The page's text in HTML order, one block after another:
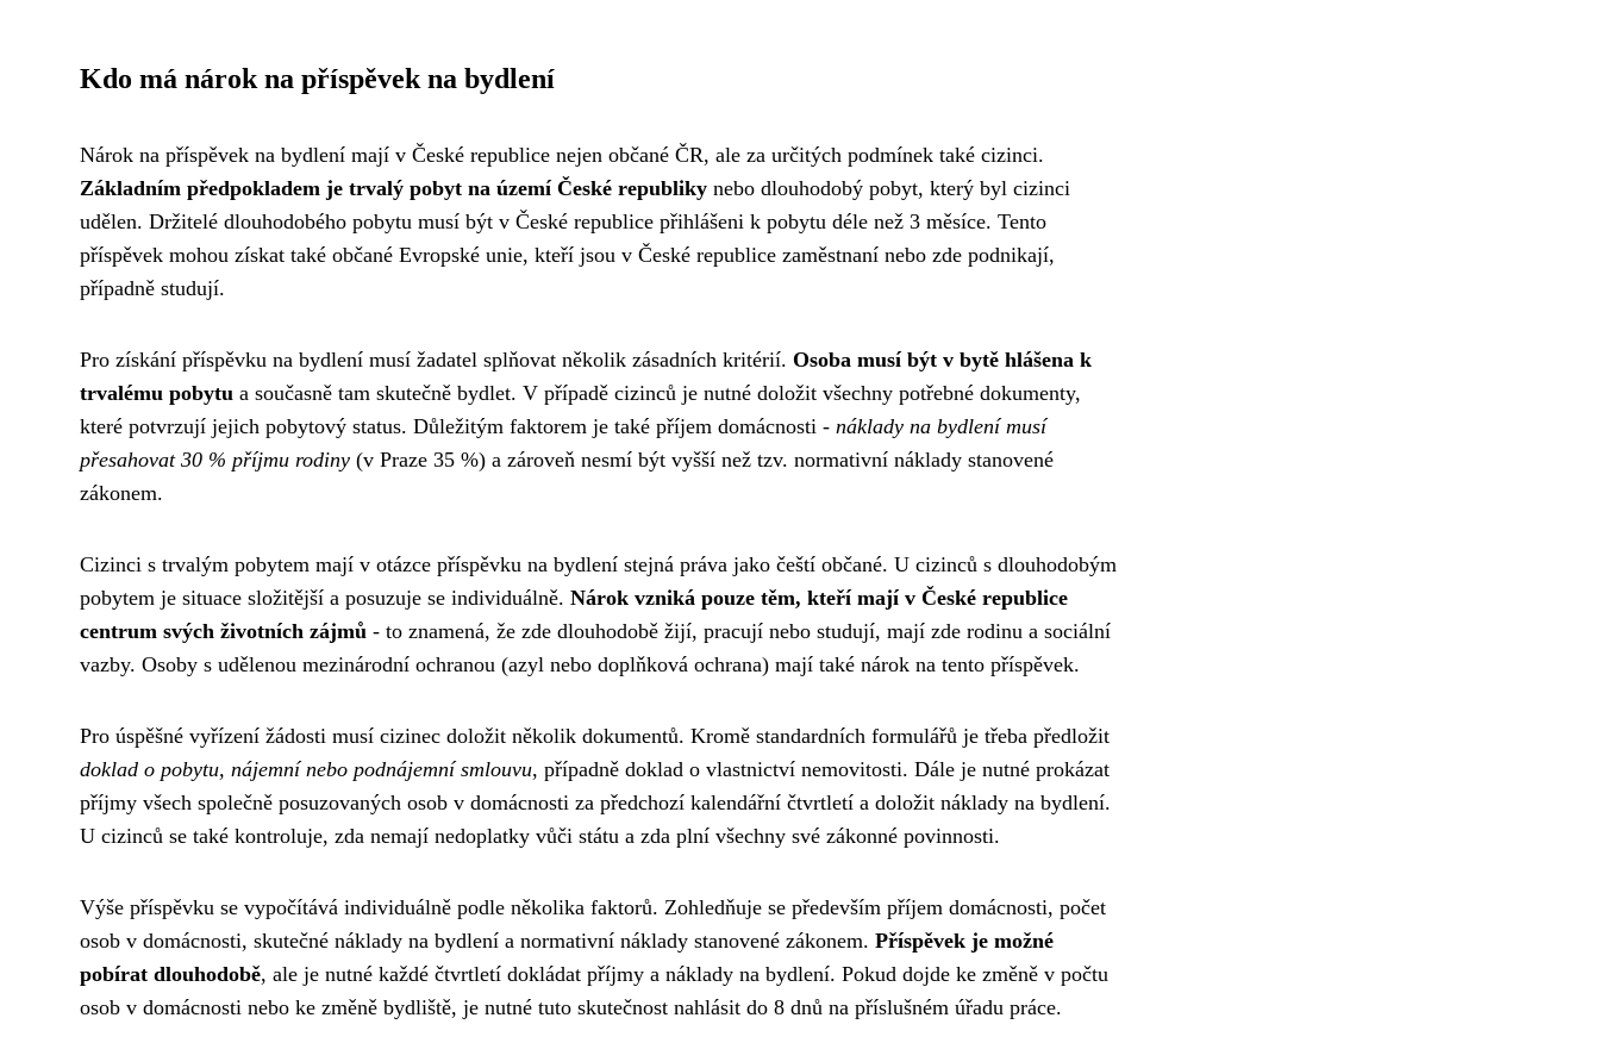
Kdo má nárok na příspěvek na bydlení
Nárok na příspěvek na bydlení mají v České republice nejen občané ČR, ale za určitých podmínek také cizinci.
Základním předpokladem je trvalý pobyt na území České republiky nebo dlouhodobý pobyt, který byl cizinci
udělen. Držitelé dlouhodobého pobytu musí být v České republice přihlášeni k pobytu déle než 3 měsíce. Tento
příspěvek mohou získat také občané Evropské unie, kteří jsou v České republice zaměstnaní nebo zde podnikají,
případně studují.
Pro získání příspěvku na bydlení musí žadatel splňovat několik zásadních kritérií. Osoba musí být v bytě hlášena k
trvalému pobytu a současně tam skutečně bydlet. V případě cizinců je nutné doložit všechny potřebné dokumenty,
které potvrzují jejich pobytový status. Důležitým faktorem je také příjem domácnosti - náklady na bydlení musí
přesahovat 30 % příjmu rodiny (v Praze 35 %) a zároveň nesmí být vyšší než tzv. normativní náklady stanovené
zákonem.
Cizinci s trvalým pobytem mají v otázce příspěvku na bydlení stejná práva jako čeští občané. U cizinců s dlouhodobým
pobytem je situace složitější a posuzuje se individuálně. Nárok vzniká pouze těm, kteří mají v České republice
centrum svých životních zájmů - to znamená, že zde dlouhodobě žijí, pracují nebo studují, mají zde rodinu a sociální
vazby. Osoby s udělenou mezinárodní ochranou (azyl nebo doplňková ochrana) mají také nárok na tento příspěvek.
Pro úspěšné vyřízení žádosti musí cizinec doložit několik dokumentů. Kromě standardních formulářů je třeba předložit
doklad o pobytu, nájemní nebo podnájemní smlouvu, případně doklad o vlastnictví nemovitosti. Dále je nutné prokázat
příjmy všech společně posuzovaných osob v domácnosti za předchozí kalendářní čtvrtletí a doložit náklady na bydlení.
U cizinců se také kontroluje, zda nemají nedoplatky vůči státu a zda plní všechny své zákonné povinnosti.
Výše příspěvku se vypočítává individuálně podle několika faktorů. Zohledňuje se především příjem domácnosti, počet
osob v domácnosti, skutečné náklady na bydlení a normativní náklady stanovené zákonem. Příspěvek je možné
pobírat dlouhodobě, ale je nutné každé čtvrtletí dokládat příjmy a náklady na bydlení. Pokud dojde ke změně v počtu
osob v domácnosti nebo ke změně bydliště, je nutné tuto skutečnost nahlásit do 8 dnů na příslušném úřadu práce.